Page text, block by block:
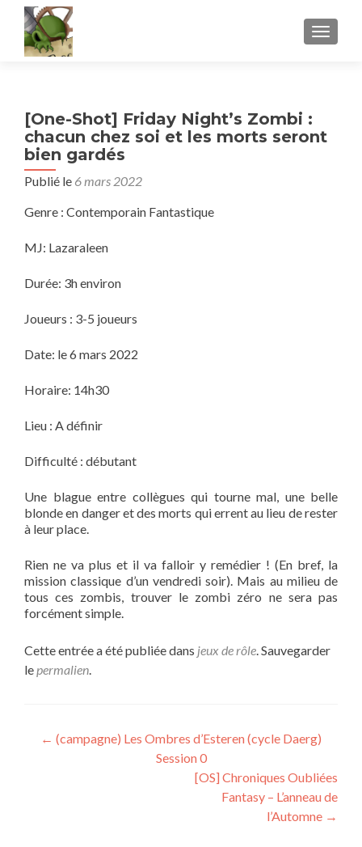
[One-Shot] Friday Night’s Zombi :
chacun chez soi et les morts seront
bien gardés
Publié le 6 mars 2022
Genre : Contemporain Fantastique
MJ: Lazaraleen
Durée: 3h environ
Joueurs : 3-5 joueurs
Date: le 6 mars 2022
Horaire: 14h30
Lieu : A définir
Difficulté : débutant
Une blague entre collègues qui tourne mal, une belle
blonde en danger et des morts qui errent au lieu de rester
à leur place.
Rien ne va plus et il va falloir y remédier ! (En bref, la
mission classique d’un vendredi soir). Mais au milieu de
tous ces zombis, trouver le zombi zéro ne sera pas
forcément simple.
Cette entrée a été publiée dans jeux de rôle. Sauvegarder
lepermalien.
Navigation
← (campagne) Les Ombres d’Esteren (cycle Daerg)
Session 0
[OS] Chroniques Oubliées
Fantasy – L’anneau de
l’Automne →